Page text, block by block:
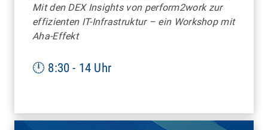
Mit den DEX Insights von perform2work zur
effizienten IT-Infrastruktur – ein Workshop mit
Aha-Effekt
🕛 8:30 - 14 Uhr
FRANKFURT
auswählen